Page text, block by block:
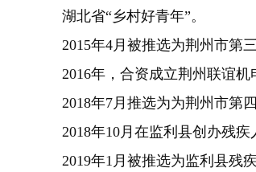
湖北省“乡村好青年”。
2015年4月被推选为荆州市第
2016年，合资成立荆州联谊
2018年7月推选为为荆州市第
2018年10月在监利县创办残
2019年1月被推选为监利县残